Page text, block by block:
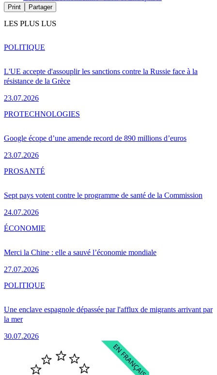
Print Partager
LES PLUS LUS
L'UE accepte d'assouplir les sanctions contre la Russie face à la
résistance de la Grèce
23.07.2026
POLITIQUE
Google écope d’une amende record de 890 millions d’euros
23.07.2026
PROTECHNOLOGIES
Sept pays votent contre le programme de santé de la Commission
24.07.2026
PROSANTÉ
Merci la Chine : elle a sauvé l’économie mondiale
27.07.2026
ÉCONOMIE
Une enclave espagnole dépassée par l'afflux de migrants arrivant par
la mer
30.07.2026
POLITIQUE